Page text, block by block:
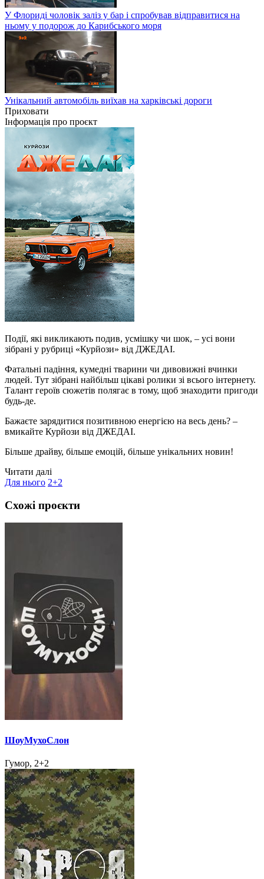
У Флориді чоловік заліз у бар і спробував відправитися на
ньому у подорож до Карибського моря
Унікальний автомобіль виїхав на харківські дороги
Приховати
Інформація про проєкт
Події, які викликають подив, усмішку чи шок, – усі вони
зібрані у рубриці «Курйози» від ДЖЕДАІ.
Фатальні падіння, кумедні тварини чи дивовижні вчинки
людей. Тут зібрані найбільш цікаві ролики зі всього інтернету.
Талант героїв сюжетів полягає в тому, щоб знаходити пригоди
будь-де.
Бажаєте зарядитися позитивною енергією на весь день? –
вмикайте Курйози від ДЖЕДАІ.
Більше драйву, більше емоцій, більше унікальних новин!
Читати далі
Для нього 2+2
Схожі проєкти
ШоуМухоСлон
Гумор, 2+2